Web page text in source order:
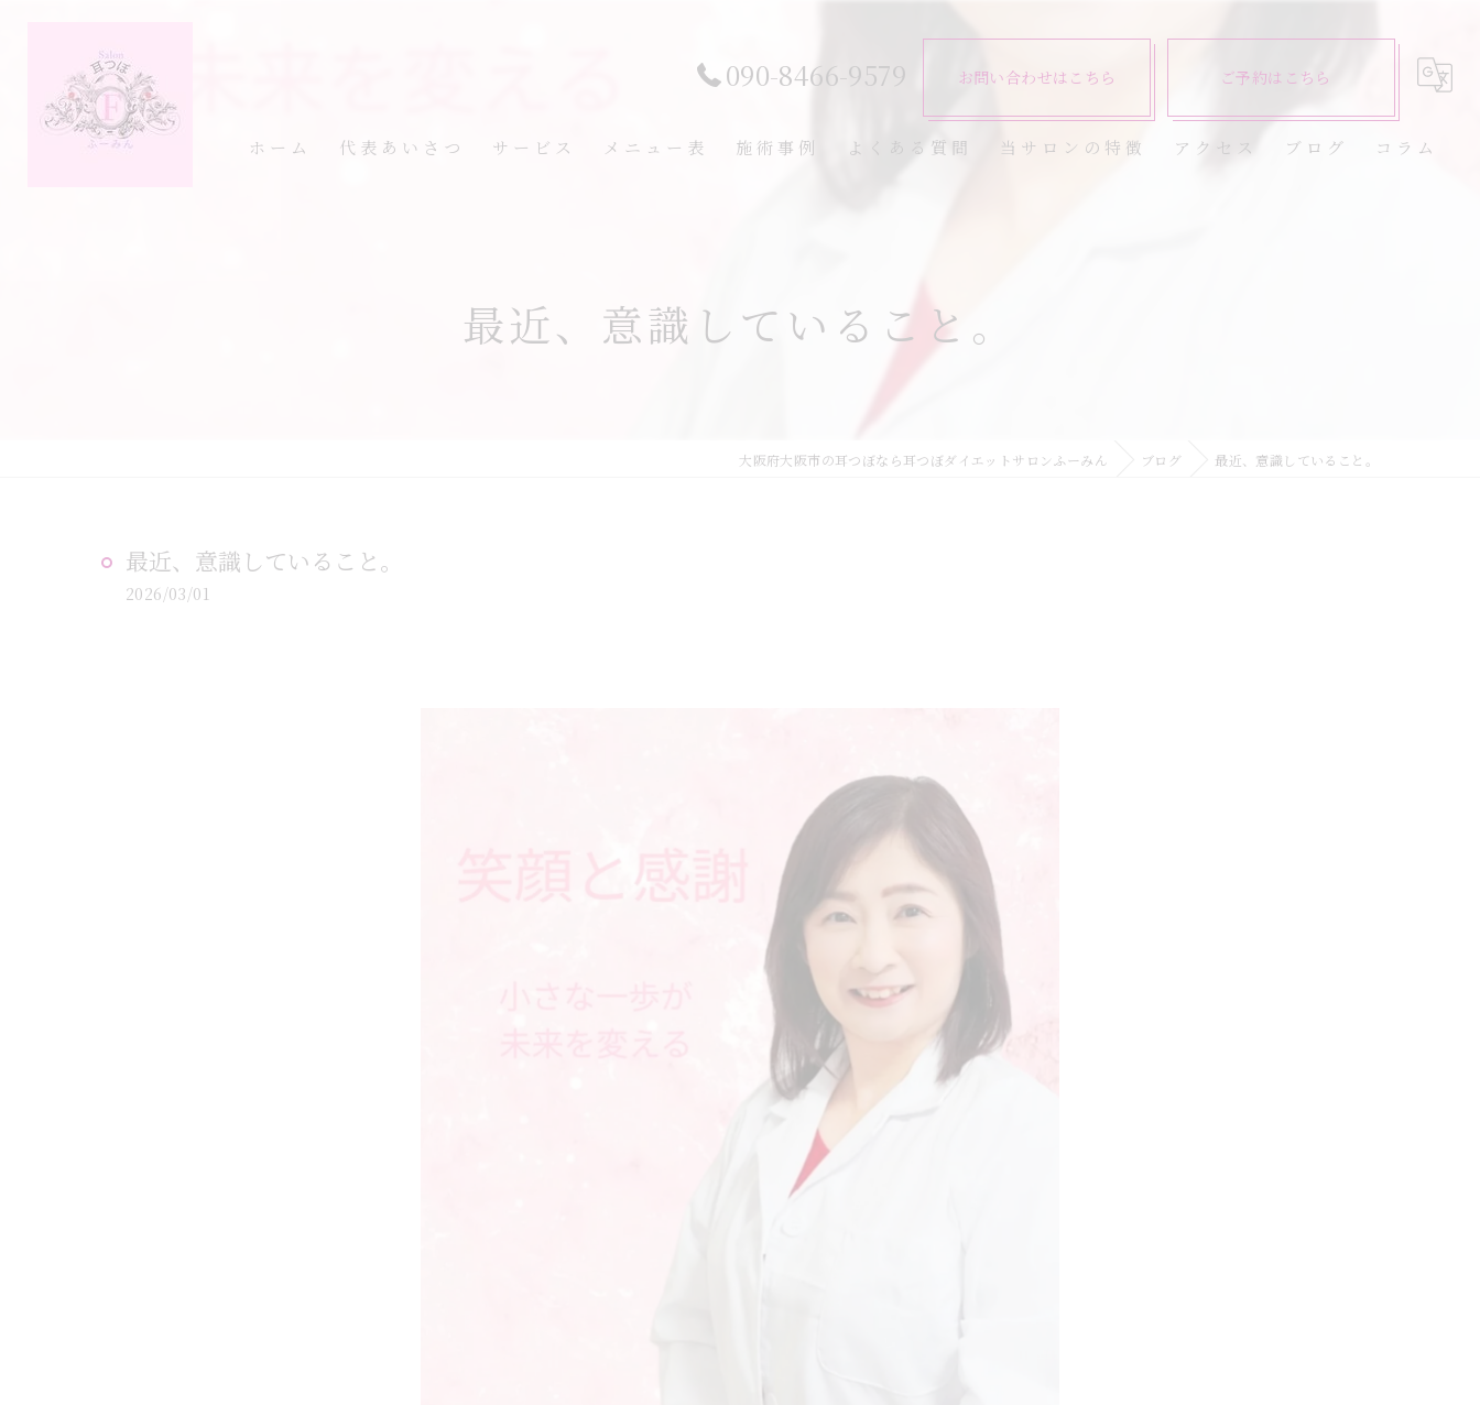
090-8466-9579 お問い合わせはこちら ご予約はこちら
ホーム 代表あいさつ サービス メニュー表 施術事例 よくある質問 当サロンの特徴 アクセス ブログ コラム
最近、意識していること。
大阪府大阪市の耳つぼなら耳つぼダイエットサロンふーみん ブログ 最近、意識していること。
最近、意識していること。
2026/03/01